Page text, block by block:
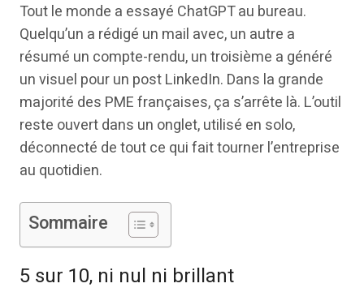
Tout le monde a essayé ChatGPT au bureau.
Quelqu’un a rédigé un mail avec, un autre a
résumé un compte-rendu, un troisième a généré
un visuel pour un post LinkedIn. Dans la grande
majorité des PME françaises, ça s’arrête là. L’outil
reste ouvert dans un onglet, utilisé en solo,
déconnecté de tout ce qui fait tourner l’entreprise
au quotidien.
Sommaire
5 sur 10, ni nul ni brillant